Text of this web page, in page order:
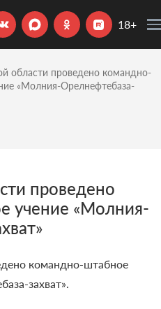
18+
области проведено командно-
«Молния-Орелнефтебаза-
проведено
учение «Молния-
командно-штабное
захват».